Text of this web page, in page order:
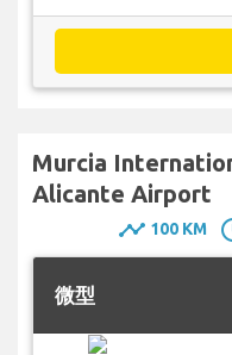
Murcia
Alicante Airport
timeline 100 KM
微型